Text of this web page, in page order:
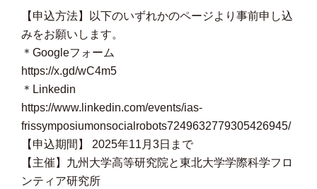
【申込方法】以下のいずれかのページより事前申し込
みをお願いします。
＊Googleフォーム
https://x.gd/wC4m5
＊Linkedin
https://www.linkedin.com/events/ias-
frissymposiumonsocialrobots7249632779305426945/
【申込期間】 2025年11月3日まで
【主催】九州大学高等研究院と東北大学学際科学フロ
ンティア研究所